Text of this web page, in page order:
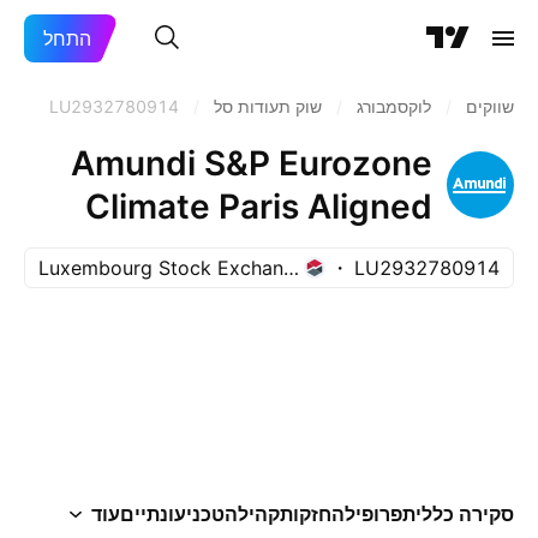
התחל
שווקים לוקסמבורג שוק תעודות סל LU2932780914
Amundi S&P Eurozone
Climate Paris Aligned
Ucits ETF Distribution
LU2932780914
Luxembourg Stock Exchange
סקירה כלליתפרופילהחזקותקהילהטכניעונתייםעוד